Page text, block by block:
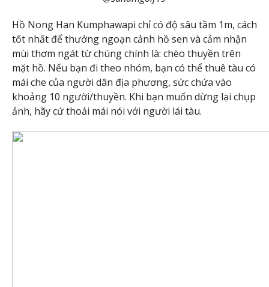
Hồ Nong Han Kumphawapi chỉ có độ sâu tầm 1m, cách
tốt nhất để thưởng ngoạn cảnh hồ sen và cảm nhận
mùi thơm ngát từ chúng chính là: chèo thuyền trên
mặt hồ. Nếu bạn đi theo nhóm, bạn có thể thuê tàu có
mái che của người dân địa phương, sức chứa vào
khoảng 10 người/thuyền. Khi bạn muốn dừng lại chụp
ảnh, hãy cứ thoải mái nói với người lái tàu.